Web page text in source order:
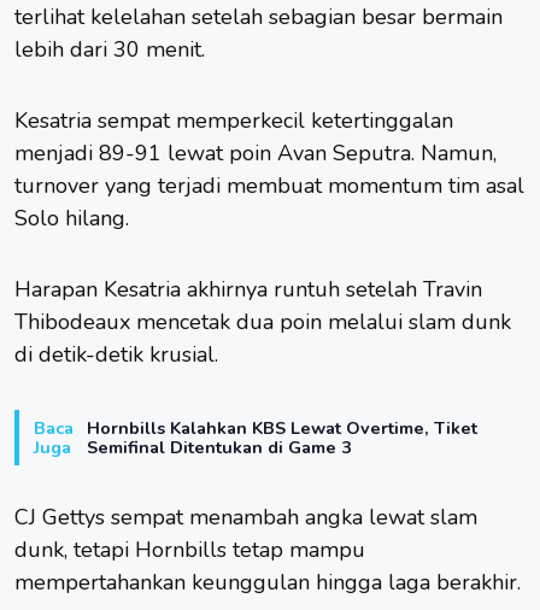
terlihat kelelahan setelah sebagian besar bermain
lebih dari 30 menit.
Kesatria sempat memperkecil ketertinggalan
menjadi 89-91 lewat poin Avan Seputra. Namun,
turnover yang terjadi membuat momentum tim asal
Solo hilang.
Harapan Kesatria akhirnya runtuh setelah Travin
Thibodeaux mencetak dua poin melalui slam dunk
di detik-detik krusial.
Baca
Juga
Hornbills Kalahkan KBS Lewat Overtime, Tiket
Semifinal Ditentukan di Game 3
CJ Gettys sempat menambah angka lewat slam
dunk, tetapi Hornbills tetap mampu
mempertahankan keunggulan hingga laga berakhir.